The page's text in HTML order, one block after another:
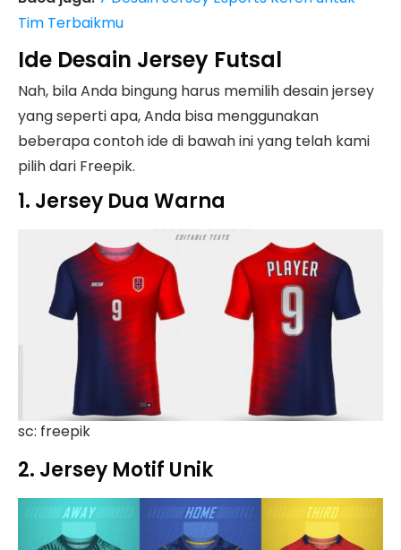
Tim Terbaikmu
Ide Desain Jersey Futsal
Nah, bila Anda bingung harus memilih desain jersey
yang seperti apa, Anda bisa menggunakan
beberapa contoh ide di bawah ini yang telah kami
pilih dari Freepik.
1. Jersey Dua Warna
sc: freepik
2. Jersey Motif Unik